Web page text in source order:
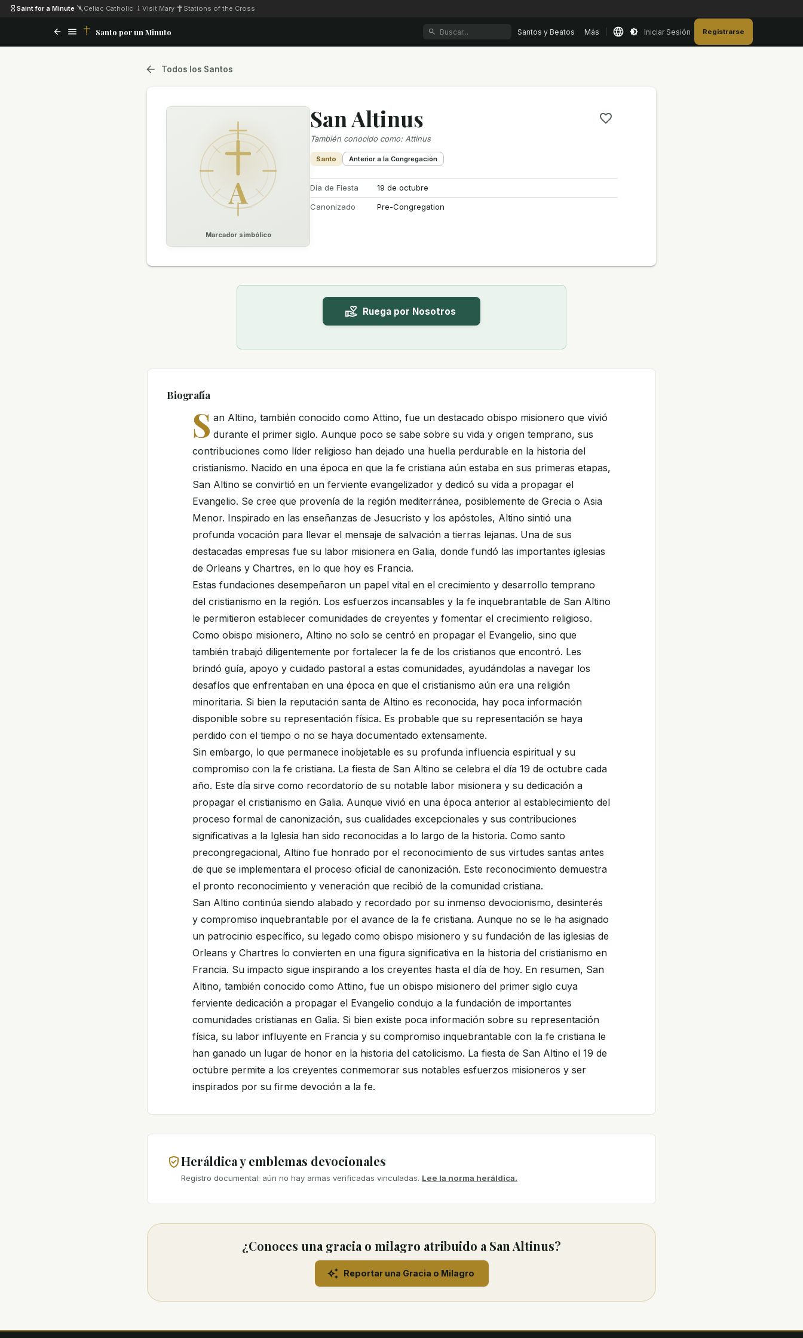
Saint for a Minute Celiac Catholic Visit Mary Stations of the Cross
Santo por un Minuto Santos y Beatos Más Iniciar Sesión Registrarse
Todos los Santos
A
Marcador simbólico
San Altinus
También conocido como: Attinus
Santo Anterior a la Congregación
Día de Fiesta
19 de octubre
Canonizado
Pre-Congregation
Ruega por Nosotros
Biografía
S an Altino, también conocido como Attino, fue un destacado obispo misionero que vivió
durante el primer siglo. Aunque poco se sabe sobre su vida y origen temprano, sus
contribuciones como líder religioso han dejado una huella perdurable en la historia del
cristianismo. Nacido en una época en que la fe cristiana aún estaba en sus primeras etapas,
San Altino se convirtió en un ferviente evangelizador y dedicó su vida a propagar el
Evangelio. Se cree que provenía de la región mediterránea, posiblemente de Grecia o Asia
Menor. Inspirado en las enseñanzas de Jesucristo y los apóstoles, Altino sintió una
profunda vocación para llevar el mensaje de salvación a tierras lejanas. Una de sus
destacadas empresas fue su labor misionera en Galia, donde fundó las importantes iglesias
de Orleans y Chartres, en lo que hoy es Francia.
Estas fundaciones desempeñaron un papel vital en el crecimiento y desarrollo temprano
del cristianismo en la región. Los esfuerzos incansables y la fe inquebrantable de San Altino
le permitieron establecer comunidades de creyentes y fomentar el crecimiento religioso.
Como obispo misionero, Altino no solo se centró en propagar el Evangelio, sino que
también trabajó diligentemente por fortalecer la fe de los cristianos que encontró. Les
brindó guía, apoyo y cuidado pastoral a estas comunidades, ayudándolas a navegar los
desafíos que enfrentaban en una época en que el cristianismo aún era una religión
minoritaria. Si bien la reputación santa de Altino es reconocida, hay poca información
disponible sobre su representación física. Es probable que su representación se haya
perdido con el tiempo o no se haya documentado extensamente.
Sin embargo, lo que permanece inobjetable es su profunda influencia espiritual y su
compromiso con la fe cristiana. La fiesta de San Altino se celebra el día 19 de octubre cada
año. Este día sirve como recordatorio de su notable labor misionera y su dedicación a
propagar el cristianismo en Galia. Aunque vivió en una época anterior al establecimiento del
proceso formal de canonización, sus cualidades excepcionales y sus contribuciones
significativas a la Iglesia han sido reconocidas a lo largo de la historia. Como santo
precongregacional, Altino fue honrado por el reconocimiento de sus virtudes santas antes
de que se implementara el proceso oficial de canonización. Este reconocimiento demuestra
el pronto reconocimiento y veneración que recibió de la comunidad cristiana.
San Altino continúa siendo alabado y recordado por su inmenso devocionismo, desinterés
y compromiso inquebrantable por el avance de la fe cristiana. Aunque no se le ha asignado
un patrocinio específico, su legado como obispo misionero y su fundación de las iglesias de
Orleans y Chartres lo convierten en una figura significativa en la historia del cristianismo en
Francia. Su impacto sigue inspirando a los creyentes hasta el día de hoy. En resumen, San
Altino, también conocido como Attino, fue un obispo misionero del primer siglo cuya
ferviente dedicación a propagar el Evangelio condujo a la fundación de importantes
comunidades cristianas en Galia. Si bien existe poca información sobre su representación
física, su labor influyente en Francia y su compromiso inquebrantable con la fe cristiana le
han ganado un lugar de honor en la historia del catolicismo. La fiesta de San Altino el 19 de
octubre permite a los creyentes conmemorar sus notables esfuerzos misioneros y ser
inspirados por su firme devoción a la fe.
Heráldica y emblemas devocionales
Registro documental: aún no hay armas verificadas vinculadas. Lee la norma heráldica.
¿Conoces una gracia o milagro atribuido a San Altinus?
Reportar una Gracia o Milagro